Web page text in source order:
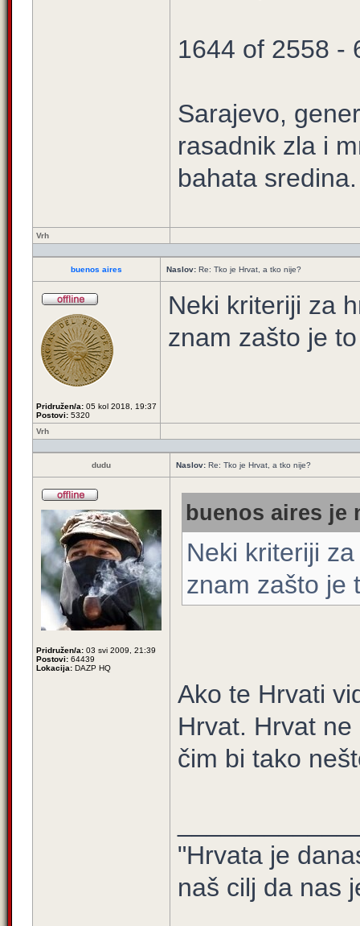
1644 of 2558 -
Sarajevo,
rasadnik zla i
bahata sredina.
Vrh
buenos aires Naslov: Re: Tko je Hrvat, a tko nije?
Pridružen/a: 05 kol 2018, 19:37
Postovi: 5320
Neki kriteriji za
znam zašto je
Vrh
dudu Naslov: Re: Tko je Hrvat, a tko nije?
Pridružen/a: 03 svi 2009, 21:39
Postovi: 64439
Lokacija: DAZP HQ
buenos aires je
Neki kriteriji
znam zašto je
Ako te Hrvati
Hrvat. Hrvat
čim bi tako
"Hrvata je
naš cilj da nas